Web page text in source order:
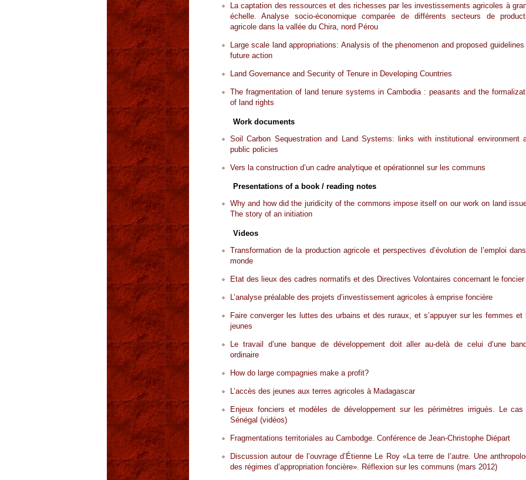
La captation des ressources et des richesses par les investissements agricoles à
échelle. Analyse socio-économique comparée de différents secteurs de
agricole dans la vallée du Chira, nord Pérou
Large scale land appropriations: Analysis of the phenomenon and proposed guidelines
future action
Land Governance and Security of Tenure in Developing Countries
The fragmentation of land tenure systems in Cambodia : peasants and the
of land rights
Work documents
Soil Carbon Sequestration and Land Systems: links with institutional environment
public policies
Vers la construction d’un cadre analytique et opérationnel sur les communs
Presentations of a book / reading notes
Why and how did the juridicity of the commons impose itself on our work on land
The story of an initiation
Videos
Transformation de la production agricole et perspectives d’évolution de l’emploi
monde
Etat des lieux des cadres normatifs et des Directives Volontaires concernant le foncier
L’analyse préalable des projets d’investissement agricoles à emprise foncière
Faire converger les luttes des urbains et des ruraux, et s’appuyer sur les femmes et
jeunes
Le travail d’une banque de développement doit aller au-delà de celui d’une
ordinaire
How do large compagnies make a profit?
L’accès des jeunes aux terres agricoles à Madagascar
Enjeux fonciers et modèles de développement sur les périmètres irrigués. Le cas
Sénégal (vidéos)
Fragmentations territoriales au Cambodge. Conférence de Jean-Christophe Diépart
Discussion autour de l’ouvrage d’Étienne Le Roy «La terre de l’autre. Une
des régimes d’appropriation foncière». Réflexion sur les communs (mars 2012)